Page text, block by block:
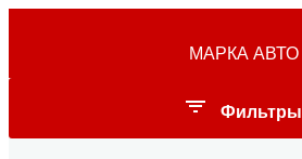
МАРКА АВТО
Фильтры